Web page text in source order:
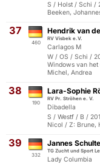
S / Holst / Schi /
Beeken,
37
460
Hendrik van
RV Visbek e.V.
Carlagos M
W / OS / Schi /
Windows van
Michel, Andrea
38
190
Lara-Sophie
RV Pr. Ströhen e. V.
Dibadella
S / Westf / B /
Nicol / Z: Brune,
39
332
Jannes
TG Zucht und Sport
Lady Columbia